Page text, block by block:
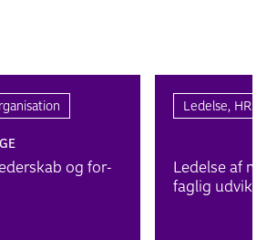
og for­
Ledelse, HR
Ledelse af
faglig